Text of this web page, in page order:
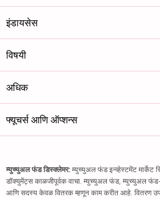
इंडायसेस
विषयी
अधिक
फ्यूचर्स आणि ऑप्शन्स
म्युच्युअल फंड डिस्क्लेमर: म्युच्युअल फंड इन्व्हेस्टमेंट मार्केट
डॉक्युमेंट्स काळजीपूर्वक वाचा. म्युच्युअल फंड, म्युच्युअल
आणि सदस्य केवळ वितरक म्हणून काम करीत आहे. वितरण